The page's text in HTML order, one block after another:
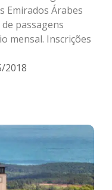
Emirados Árabes
passagens
mensal. Inscrições
2018